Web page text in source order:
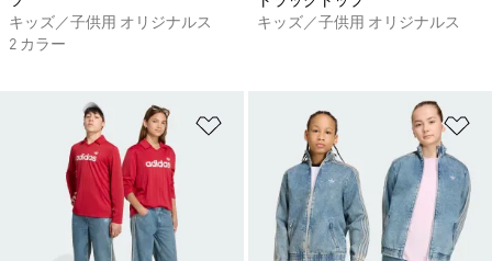
キッズ／子供用 オリジナルス
2 カラー
キッズ／子供用 オリジナルス
ほしいものリストに追加